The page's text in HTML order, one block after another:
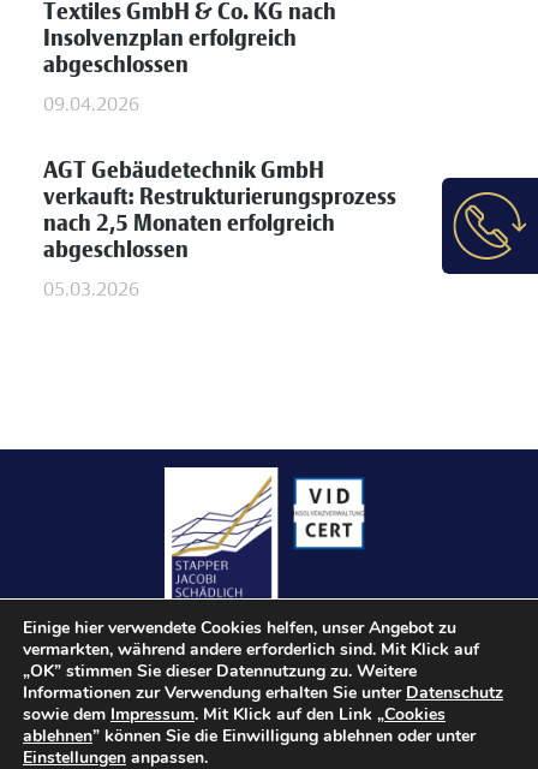
Textiles GmbH & Co. KG nach
Insolvenzplan erfolgreich
abgeschlossen
09.04.2026
AGT Gebäudetechnik GmbH
verkauft: Restrukturierungsprozess
nach 2,5 Monaten erfolgreich
abgeschlossen
05.03.2026
Kontakt
Einige hier verwendete Cookies helfen, unser Angebot zu
vermarkten, während andere erforderlich sind. Mit Klick auf
„OK” stimmen Sie dieser Datennutzung zu. Weitere
Informationen zur Verwendung erhalten Sie unter Datenschutz
sowie dem Impressum. Mit Klick auf den Link „Cookies
ablehnen” können Sie die Einwilligung ablehnen oder unter
Einstellungen anpassen.